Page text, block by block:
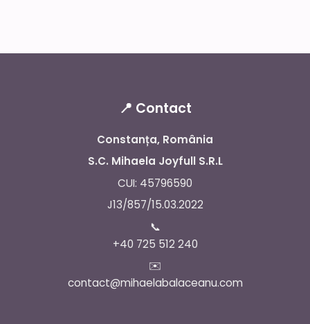
📍 Contact
Constanța, România
S.C. Mihaela Joyfull S.R.L
CUI: 45796590
J13/857/15.03.2022
📞
+40 725 512 240
✉️
contact@mihaelabalaceanu.com